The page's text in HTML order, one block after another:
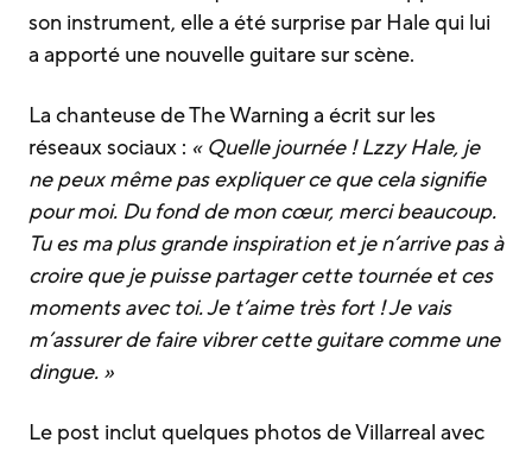
son instrument, elle a été surprise par Hale qui lui
a apporté une nouvelle guitare sur scène.
La chanteuse de The Warning a écrit sur les
réseaux sociaux : « Quelle journée ! Lzzy Hale, je
ne peux même pas expliquer ce que cela signifie
pour moi. Du fond de mon cœur, merci beaucoup.
Tu es ma plus grande inspiration et je n’arrive pas à
croire que je puisse partager cette tournée et ces
moments avec toi. Je t’aime très fort ! Je vais
m’assurer de faire vibrer cette guitare comme une
dingue. »
Le post inclut quelques photos de Villarreal avec